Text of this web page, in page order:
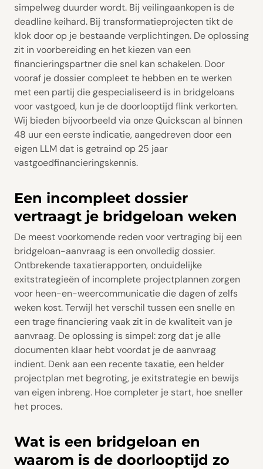
simpelweg duurder wordt. Bij veilingaankopen is de
deadline keihard. Bij transformatieprojecten tikt de
klok door op je bestaande verplichtingen. De oplossing
zit in voorbereiding en het kiezen van een
financieringspartner die snel kan schakelen. Door
vooraf je dossier compleet te hebben en te werken
met een partij die gespecialiseerd is in bridgeloans
voor vastgoed, kun je de doorlooptijd flink verkorten.
Wij bieden bijvoorbeeld via onze Quickscan al binnen
48 uur een eerste indicatie, aangedreven door een
eigen LLM dat is getraind op 25 jaar
vastgoedfinancieringskennis.
Een incompleet dossier
vertraagt je bridgeloan weken
De meest voorkomende reden voor vertraging bij een
bridgeloan-aanvraag is een onvolledig dossier.
Ontbrekende taxatierapporten, onduidelijke
exitstrategieën of incomplete projectplannen zorgen
voor heen-en-weercommunicatie die dagen of zelfs
weken kost. Terwijl het verschil tussen een snelle en
een trage financiering vaak zit in de kwaliteit van je
aanvraag. De oplossing is simpel: zorg dat je alle
documenten klaar hebt voordat je de aanvraag
indient. Denk aan een recente taxatie, een helder
projectplan met begroting, je exitstrategie en bewijs
van eigen inbreng. Hoe completer je start, hoe sneller
het proces.
Wat is een bridgeloan en
waarom is de doorlooptijd zo